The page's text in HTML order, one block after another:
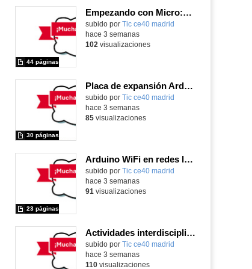
Empezando con Micro:Bit y Maqueen
Contenido educativo.
subido por Tic ce40 madrid
44 páginas
hace 3 semanas
102 visualizaciones
Placa de expansión Arduino
Contenido educativo.
subido por Tic ce40 madrid
30 páginas
hace 3 semanas
85visualizaciones
Arduino WiFi en redes locales
Contenido educativo.
subido por Tic ce40 madrid
23 páginas
hace 3 semanas
91 visualizaciones
Actividades interdisciplinares con robótica y pensamiento computacional
Contenido educativo.
subido por Tic ce40 madrid
hace 3 semanas
110visualizaciones